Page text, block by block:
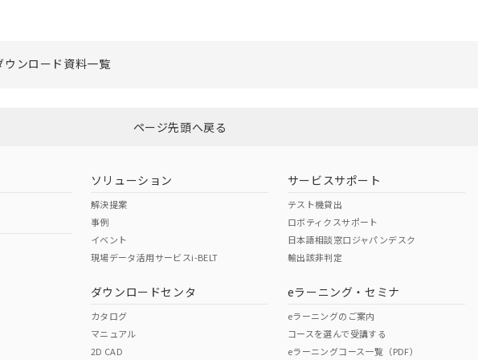
ウンロード資料一覧
ページ先頭へ戻る
ソリューション
解決提案
事例
イベント
現場データ活用サービスi-BELT
ダウンロードセンタ
カタログ
マニュアル
2D CAD
サービスサポート
テスト機貸出
ロボティクスサポート
日本語相談窓口ジャパンデスク
輸出該非判定
eラーニング・セミナ
eラーニングのご案内
コースを選んで受講する
eラーニングコース一覧（PDF）